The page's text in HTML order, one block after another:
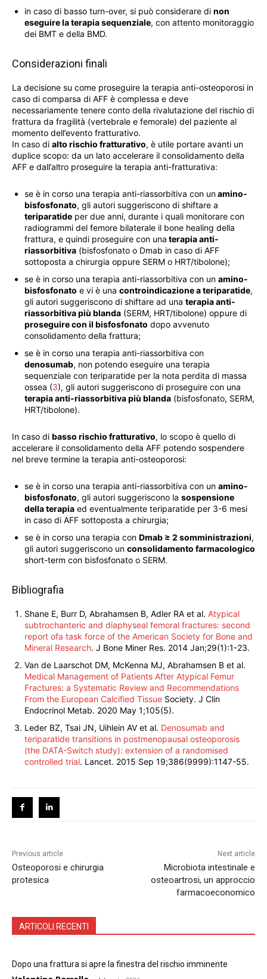
in caso di basso turn-over, si può considerare di non
eseguire la terapia sequenziale, con attento monitoraggio
dei BMT e della BMD.
Considerazioni finali
La decisione su come proseguire la terapia anti-osteoporosi in
caso di comparsa di AFF è complessa e deve
necessariamente tenere conto della rivalutazione del rischio di
frattura da fragilità (vertebrale e femorale) del paziente al
momento dell’evento fratturativo.
In caso di alto rischio fratturativo, è utile portare avanti un
duplice scopo: da un lato accelerare il consolidamento della
AFF e dall’altro proseguire la terapia anti-fratturativa:
se è in corso una terapia anti-riassorbitiva con unamino-
bisfosfonato, gli autori suggeriscono di shiftare a
teriparatide per due anni, durante i quali monitorare con
radiogrammi del femore bilaterale il bone healing della
frattura, e quindi proseguire con una terapia anti-
riassorbitiva (bisfosfonato o Dmab in caso di AFF
sottoposta a chirurgia oppure SERM o HRT/tibolone);
se è in corso una terapia anti-riassorbitiva con un amino-
bisfosfonato e vi è una controindicazione a teriparatide,
gli autori suggeriscono di shiftare ad una terapia anti-
riassorbitiva più blanda (SERM, HRT/tibolone) oppure di
proseguire con il bisfosfonato dopo avvenuto
consolidamento della frattura;
se è in corso una terapia anti-riassorbitiva con
denosumab, non potendo eseguire una terapia
sequenziale con teriparatide per la nota perdita di massa
ossea (3), gli autori suggeriscono di proseguire con una
terapia anti-riassorbitiva più blanda (bisfosfonato, SERM,
HRT/tibolone).
In caso di basso rischio fratturativo, lo scopo è quello di
accelerare il consolidamento della AFF potendo sospendere
nel breve termine la terapia anti-osteoporosi:
se è in corso una terapia anti-riassorbitiva con un amino-
bisfosfonato, gli autori suggeriscono la sospensione
della terapia ed eventualmente teriparatide per 3-6 mesi
in caso di AFF sottoposta a chirurgia;
se è in corso una terapia con Dmab ≥ 2 somministrazioni,
gli autori suggeriscono un consolidamento farmacologico
short-term con bisfosfonato o SERM.
Bibliografia
Shane E, Burr D, Abrahamsen B, Adler RA et al. Atypical
subtrochanteric and diaphyseal femoral fractures: second
report ofa task force of the American Society for Bone and
Mineral Research. J Bone Miner Res. 2014 Jan;29(1):1-23.
Van de Laarschot DM, McKenna MJ, Abrahamsen B et al.
Medical Management of Patients After Atypical Femur
Fractures: a Systematic Review and Recommendations
From the European Calcified Tissue Society. J Clin
Endocrinol Metab. 2020 May 1;105(5).
Leder BZ, Tsai JN, Uihlein AV et al. Denosumab and
teriparatide transitions in postmenopausal osteoporosis
(the DATA-Switch study): extension of a randomised
controlled trial. Lancet. 2015 Sep 19;386(9999):1147-55.
Previous article
Osteoporosi e chirurgia
protesica
Next article
Microbiota intestinale e
osteoartrosi, un approccio
farmacoeconomico
ARTICOLI RECENTI
Dopo una frattura si apre la finestra del rischio imminente